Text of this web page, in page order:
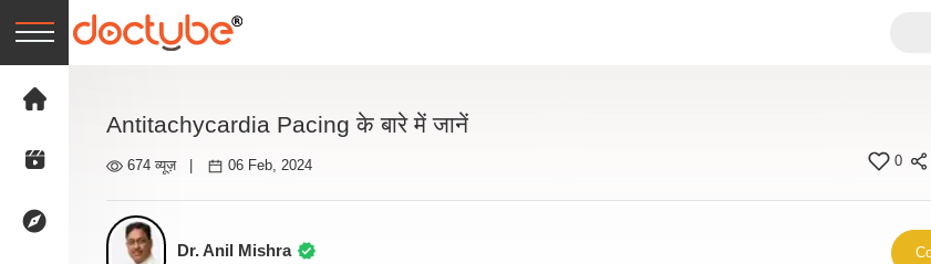
Antitachycardia Pacing के बारे में जानें
674 व्यूज़ 06 Feb, 2024 0
Dr. Anil Mishra